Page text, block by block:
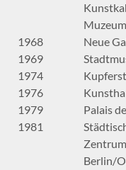
1968
Neue
1969
1974
1976
1979
Palais
1981
Berlin/